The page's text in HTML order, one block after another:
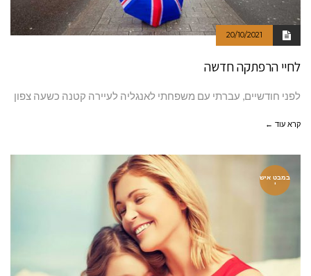
20/10/2021
לחיי הרפתקה חדשה
לפני חודשיים, עברתי עם משפחתי לאנגליה לעיירה קטנה כשעה צפון
קרא עוד ←
במבט איש
י